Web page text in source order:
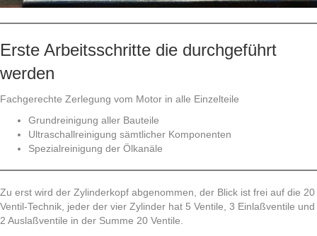
Erste Arbeitsschritte die durchgeführt
werden
Fachgerechte Zerlegung vom Motor in alle Einzelteile
Grundreinigung aller Bauteile
Ultraschallreinigung sämtlicher Komponenten
Spezialreinigung der Ölkanäle
Zu erst wird der Zylinderkopf abgenommen, der Blick ist frei auf die 20
Ventil-Technik, jeder der vier Zylinder hat 5 Ventile, 3 Einlaßventile und
2 Auslaßventile in der Summe 20 Ventile.